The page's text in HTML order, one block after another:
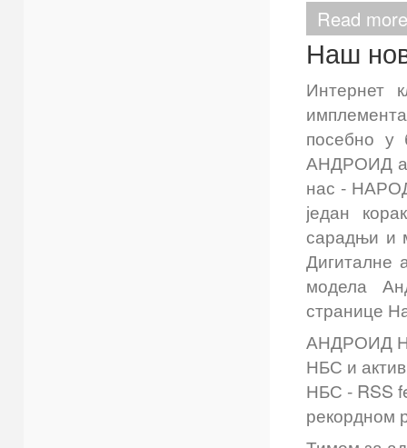
Read
Наш
Интернет
посебно у
АНДРОИД
нас -
један
сарадњи и
Дигиталне
модела
странице
АНДРОИД
НБС и
НБС - RSS
рекордном